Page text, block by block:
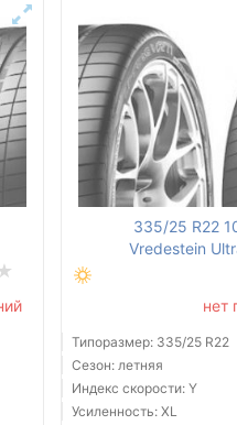
335/25 R22
Vredestein
нет
Типоразмер: 335/25 R22
Сезон: летняя
Индекс скорости: Y
Усиленность: XL